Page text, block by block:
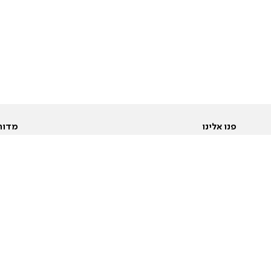
פנו אלינו